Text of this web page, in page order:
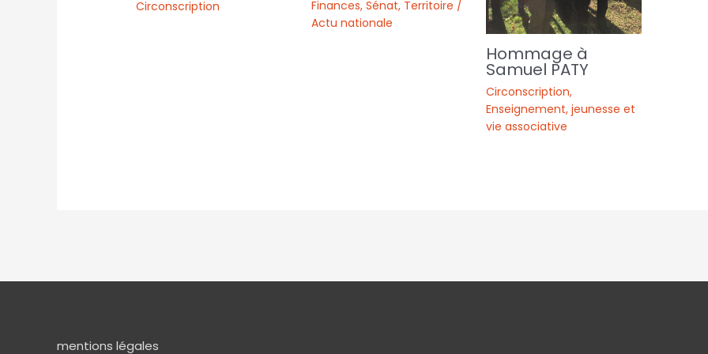
Circonscription
Finances, Sénat, Territoire /
Actu nationale
Hommage à
Samuel PATY
Circonscription,
Enseignement, jeunesse et
vie associative
mentions légales